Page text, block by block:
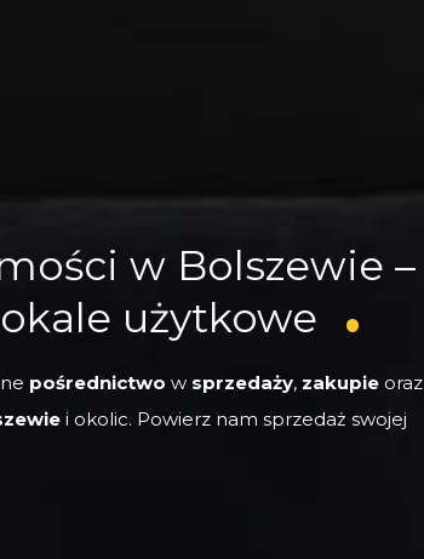
w Bolszewie –
użytkowe
pośrednictwo w sprzedaży, zakupie oraz
i okolic. Powierz nam sprzedaż swojej